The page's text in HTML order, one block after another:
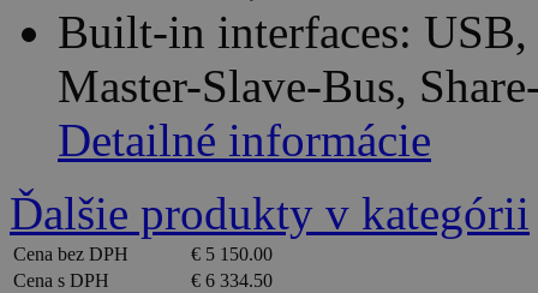
Built-in interfaces:
Master-Slave-Bus,
Detailné informácie
Ďalšie produkty v kategórii
Cena bez DPH
€ 5 150.00
Cena s DPH
€ 6 334.50